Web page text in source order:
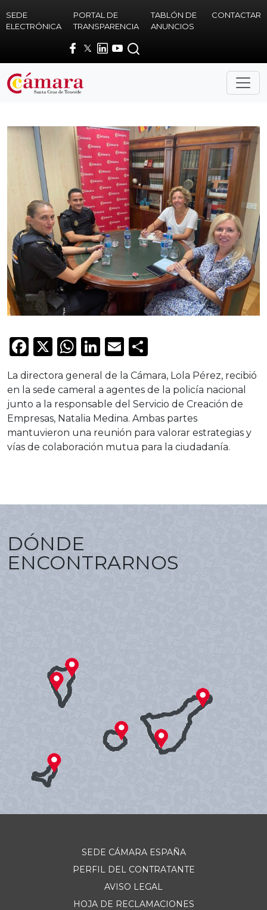
SEDE
ELECTRÓNICA
PORTAL DE
TRANSPARENCIA
TABLÓN DE
ANUNCIOS
CONTACTAR
Facebook
X WhatsApp
LinkedIn
Email
La directora general de la Cámara, Lola Pérez, recibió
en la sede cameral a agentes de la policía nacional
junto a la responsable del Servicio de Creación de
Empresas, Natalia Medina. Ambas partes
mantuvieron una reunión para valorar estrategias y
vías de colaboración mutua para la ciudadanía.
DÓNDE
ENCONTRARNOS
SEDE CÁMARA ESPAÑA
PERFIL DEL CONTRATANTE
AVISO LEGAL
HOJA DE RECLAMACIONES